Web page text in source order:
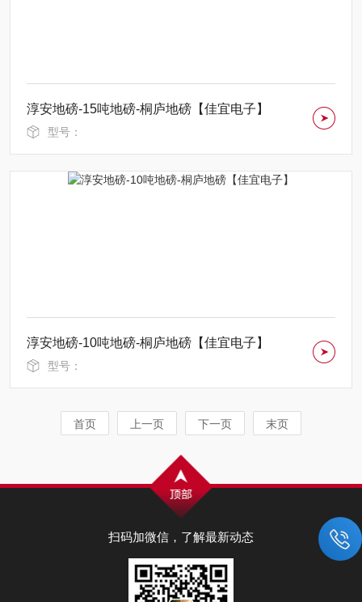
淳安地磅-15吨地磅-桐庐地磅【佳宜电子】
型号：
淳安地磅-10吨地磅-桐庐地磅【佳宜电子】
型号：
首页 上一页 下一页 末页
扫码加微信，了解最新动态